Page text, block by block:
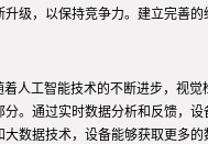
级，以保持竞争力。建立完善
人工智能技术的不断进步，视
。通过实时数据分析和反馈，设
数据技术，设备能够获取更多